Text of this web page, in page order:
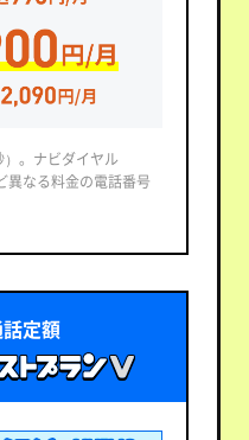
。ナビダイヤル
異なる料金の電話番号
定額